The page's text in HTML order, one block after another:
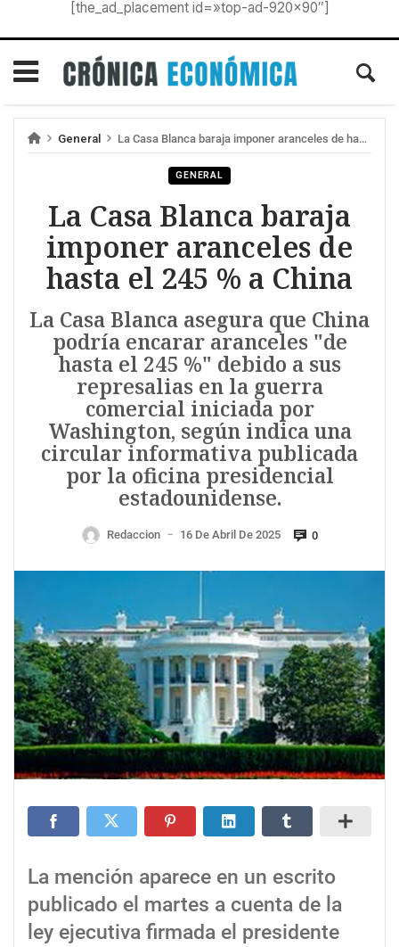
[the_ad_placement id=»top-ad-920×90″]
General La Casa Blanca baraja imponer aranceles de hasta el 245 % a China
GENERAL
La Casa Blanca baraja
imponer aranceles de
hasta el 245 % a China
La Casa Blanca asegura que China
podría encarar aranceles "de
hasta el 245 %" debido a sus
represalias en la guerra
comercial iniciada por
Washington, según indica una
circular informativa publicada
por la oficina presidencial
estadounidense.
Redaccion — 16 De Abril De 2025 0
La mención aparece en un escrito
publicado el martes a cuenta de la
ley ejecutiva firmada el presidente